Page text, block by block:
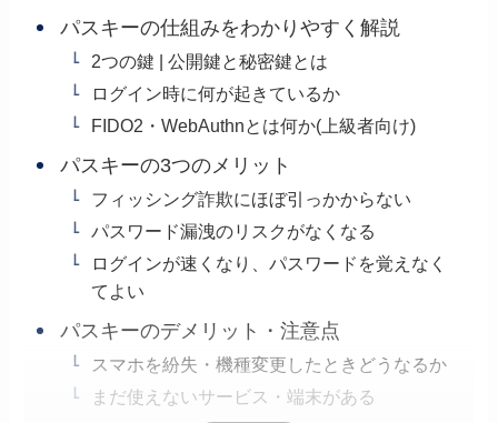
パスキーの仕組みをわかりやすく解説
2つの鍵 | 公開鍵と秘密鍵とは
ログイン時に何が起きているか
FIDO2・WebAuthnとは何か(上級者向け)
パスキーの3つのメリット
フィッシング詐欺にほぼ引っかからない
パスワード漏洩のリスクがなくなる
ログインが速くなり、パスワードを覚えなく
てよい
パスキーのデメリット・注意点
スマホを紛失・機種変更したときどうなるか
まだ使えないサービス・端末がある